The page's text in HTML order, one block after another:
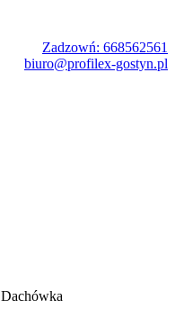
Zadzowń: 668562561
biuro@profilex-gostyn.pl
Dachówka